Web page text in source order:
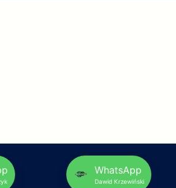
WhatsApp
Dawid Krzewiński